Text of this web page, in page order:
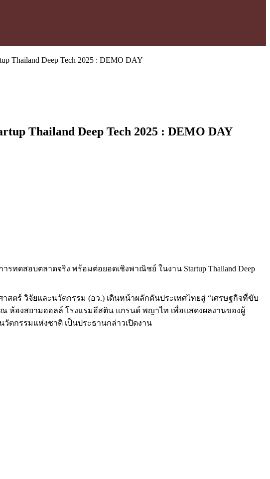
Deep Tech 2025 : DEMO DAY
Thailand Deep Tech 2025 : DEMO DAY
ดสอบตลาดจริง พร้อมต่อยอดเชิงพาณิชย์ ในงาน Startup Thailand Deep
ตร์ วิจัยและนวัตกรรม (อว.) เดินหน้าผลักดันประเทศไทยสู่ “เศรษฐกิจที่ขับ
ณ ห้องสยามฮอลล์ โรงแรมอีสติน แกรนด์ พญาไท เพื่อแสดงผลงานของผู้
ตกรรมแห่งชาติ เป็นประธานกล่าวเปิดงาน